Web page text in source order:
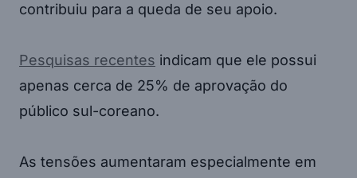
contribuiu para a queda de seu apoio.
Pesquisas recentes indicam que ele possui
apenas cerca de 25% de aprovação do
público sul-coreano.
As tensões aumentaram especialmente em